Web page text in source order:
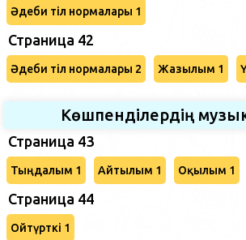
Әдеби тіл нормалары 1
Страница 42
Әдеби тіл нормалары 2 Жазылым 1
Көшпенділердің
Страница 43
Тыңдалым 1 Айтылым 1 Оқылым 1
Страница 44
Ойтүрткі 1